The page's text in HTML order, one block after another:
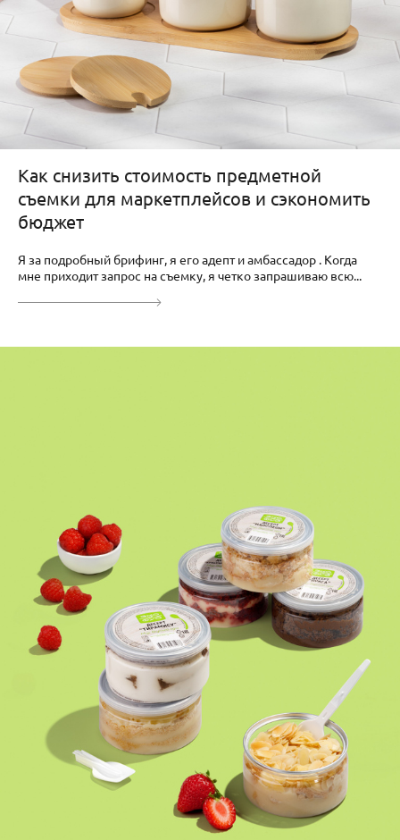
Как снизить стоимость предметной
съемки для маркетплейсов и сэкономить
бюджет
Я за подробный брифинг, я его адепт и амбассадор . Когда
мне приходит запрос на съемку, я четко запрашиваю всю...